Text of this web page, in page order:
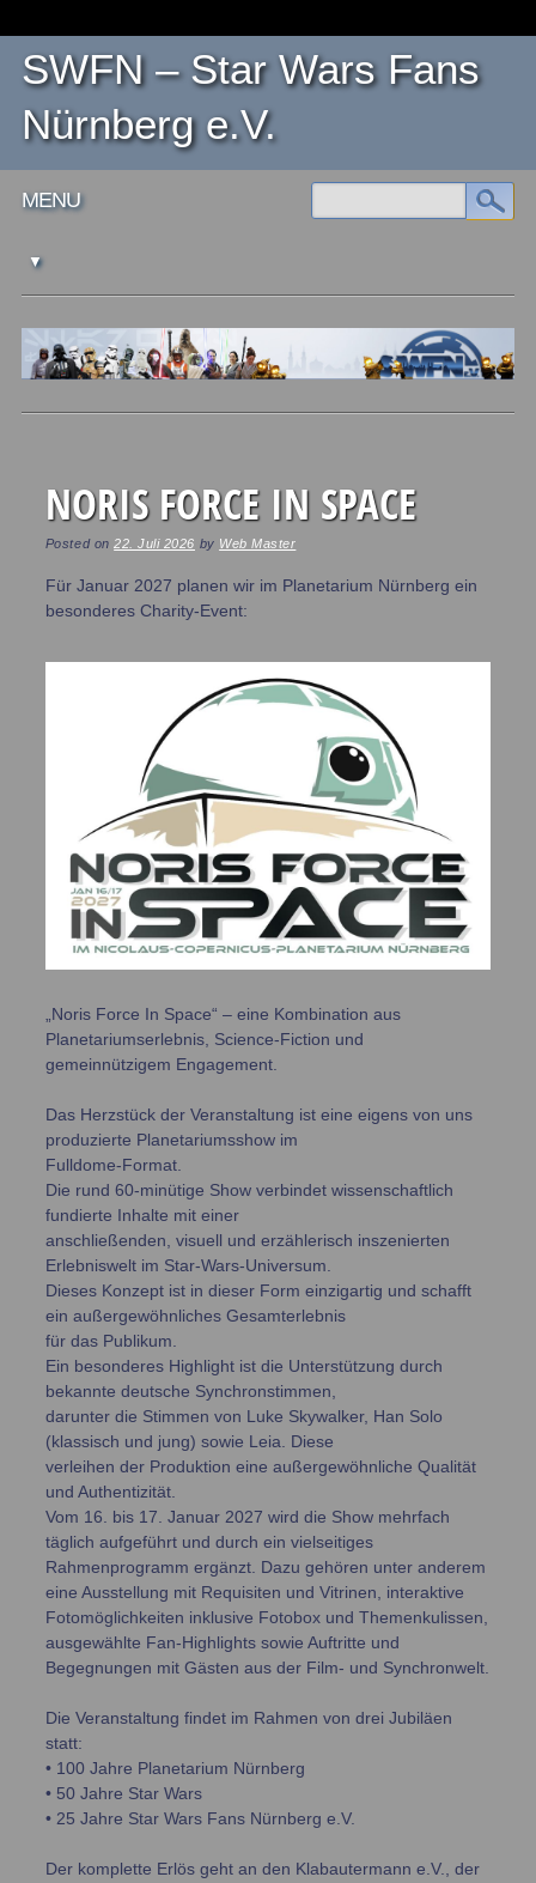
SWFN – Star Wars Fans
Nürnberg e.V.
Main menu
MENU
NORIS FORCE IN SPACE
Posted on22. Juli 2026 by Web Master
Für Januar 2027 planen wir im Planetarium Nürnberg ein
besonderes Charity-Event:
„Noris Force In Space“ – eine Kombination aus
Planetariumserlebnis, Science-Fiction und
gemeinnützigem Engagement.
Das Herzstück der Veranstaltung ist eine eigens von uns
produzierte Planetariumsshow im
Fulldome-Format.
Die rund 60-minütige Show verbindet wissenschaftlich
fundierte Inhalte mit einer
anschließenden, visuell und erzählerisch inszenierten
Erlebniswelt im Star-Wars-Universum.
Dieses Konzept ist in dieser Form einzigartig und schafft
ein außergewöhnliches Gesamterlebnis
für das Publikum.
Ein besonderes Highlight ist die Unterstützung durch
bekannte deutsche Synchronstimmen,
darunter die Stimmen von Luke Skywalker, Han Solo
(klassisch und jung) sowie Leia. Diese
verleihen der Produktion eine außergewöhnliche Qualität
und Authentizität.
Vom 16. bis 17. Januar 2027 wird die Show mehrfach
täglich aufgeführt und durch ein vielseitiges
Rahmenprogramm ergänzt. Dazu gehören unter anderem
eine Ausstellung mit Requisiten und Vitrinen, interaktive
Fotomöglichkeiten inklusive Fotobox und Themenkulissen,
ausgewählte Fan-Highlights sowie Auftritte und
Begegnungen mit Gästen aus der Film- und Synchronwelt.
Die Veranstaltung findet im Rahmen von drei Jubiläen
statt:
• 100 Jahre Planetarium Nürnberg
• 50 Jahre Star Wars
• 25 Jahre Star Wars Fans Nürnberg e.V.
Der komplette Erlös geht an den Klabautermann e.V., der